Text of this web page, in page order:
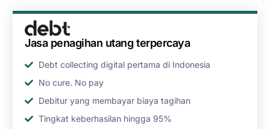
Jasa penagihan utang terpercaya
Debt collecting digital pertama di Indonesia
No cure. No pay
Debitur yang membayar biaya tagihan
Tingkat keberhasilan hingga 95%